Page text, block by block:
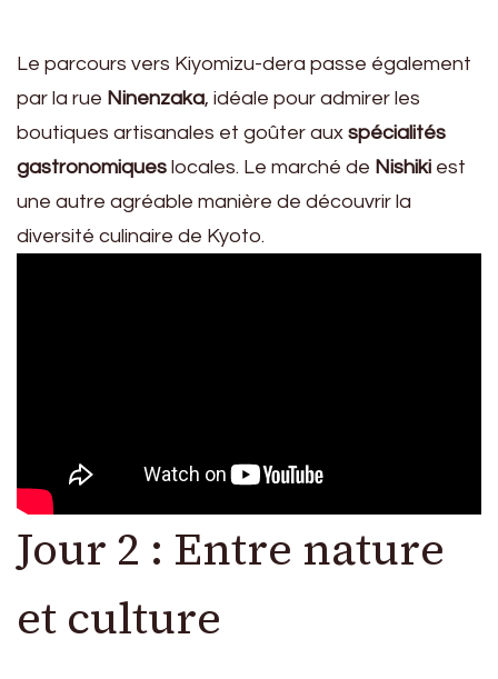
Le parcours vers Kiyomizu-dera passe également
par la rue Ninenzaka, idéale pour admirer les
boutiques artisanales et goûter aux spécialités
gastronomiques locales. Le marché de Nishiki est
une autre agréable manière de découvrir la
diversité culinaire de Kyoto.
Jour 2 : Entre nature
et culture